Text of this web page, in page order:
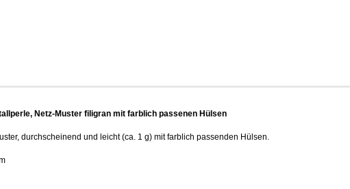
Netz-Muster filigran mit farblich passenen Hülsen
durchscheinend und leicht (ca. 1 g) mit farblich passenden Hülsen.